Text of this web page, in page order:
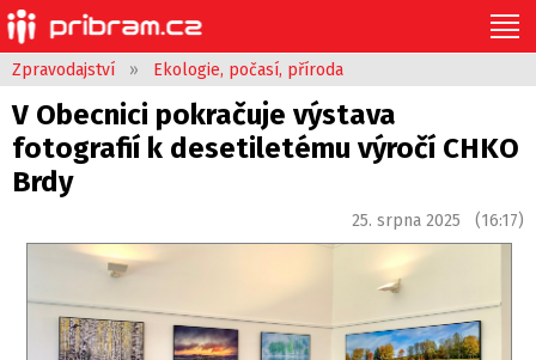
Zpravodajství » Ekologie, počasí, příroda
V Obecnici pokračuje výstava
fotografií k desetiletému výročí CHKO
Brdy
25. srpna 2025 (16:17)